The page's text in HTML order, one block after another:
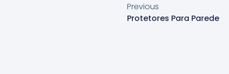
Previous
Protetores Para Parede